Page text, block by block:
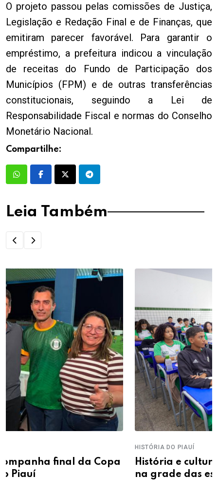
O projeto passou pelas comissões de Justiça,
Legislação e Redação Final e de Finanças, que
emitiram parecer favorável. Para garantir o
empréstimo, a prefeitura indicou a vinculação
de receitas do Fundo de Participação dos
Municípios (FPM) e de outras transferências
constitucionais, seguindo a Lei de
Responsabilidade Fiscal e normas do Conselho
Monetário Nacional.
Compartilhe:
Leia Também
História e cultura do Piauí podem
na grade das escolas estaduais